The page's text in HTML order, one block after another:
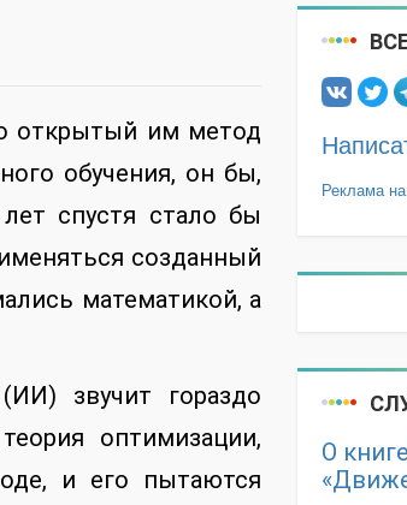
открытый им метод
обучения, он бы,
спустя стало бы
созданный
математикой, а
звучит гораздо
оптимизации,
и его пытаются
Реклама
О